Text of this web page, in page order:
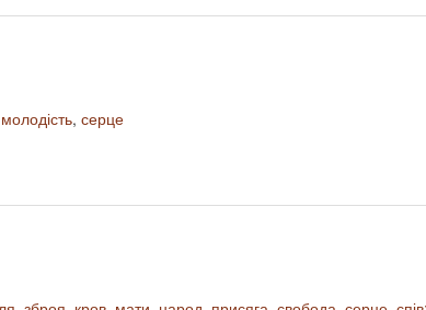
молодість, серце